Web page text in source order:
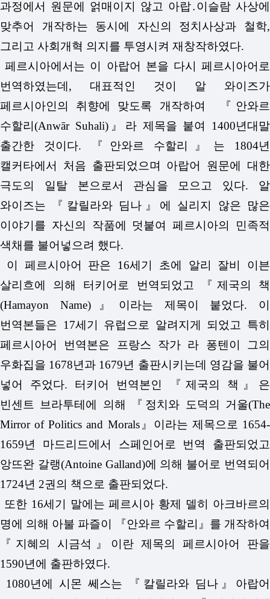
과정에서 원문에 얽매이지 않고 아랍․이슬람 사상에
맞추어 개작하는 동시에 자신의 정치사상과 철학,
그리고 사회개혁 의지를 투영시켜 재창작하였다.
페르시아에서는 이 아랍어 본을 다시 페르시아어로
번역하였는데, 대표적인 것이 알 와이즈가
페르시아인의 취향에 맞도록 개작하여 『안와르
수할리(Anwār Suhali)』라 제목을 붙여 1400년대말
출간한 것이다. 『안와르 수할리』는 1804년
캘커타에서 처음 출판되었으며 아랍어 원문에 대한
극도의 일탈 본으로서 관심을 모으고 있다. 알
와이즈는 『칼릴라와 딤나』에 실리지 않은 많은
이야기를 자신의 작품에 덧붙여 페르시아의 민족적
색채를 불어넣으려 했다.
이 페르시아어 판은 16세기 초에 알리 잘비 이븐
살리흐에 의해 터키어로 번역되었고 『제국의 책
(Hamayon Name)』이라는 제목이 붙었다. 이
번역본들은 17세기 유럽으로 알려지게 되었고 특히
페르시아어 번역본은 프랑스 작가 라 퐁텐이 그의
우화집을 1678년과 1679년 출판시키는데 영감을 불어
넣어 주었다. 터키어 번역본인 『제국의 책』은
빈센트 브라투테에 의해 『정치와 도덕의 거울(The
Mirror of Politics and Morals』이라는 제목으로 1654-
1659년 마드리드에서 스페인어로 번역 출판되었고
앙뜨완 갈랭(Antoine Galland)에 의해 불어로 번역되어
1724년 2권의 책으로 출판되었다.
또한 16세기 말에는 페르시아 황제 델히 아크바르의
명에 의해 아불 파즐이 『안와르 수할리』를 개작하여
『지혜의 시금석』이란 제목의 페르시아어 판을
1590년에 출판하였다.
1080년에 시몬 쎄스는 『칼릴라와 딤나』아랍어